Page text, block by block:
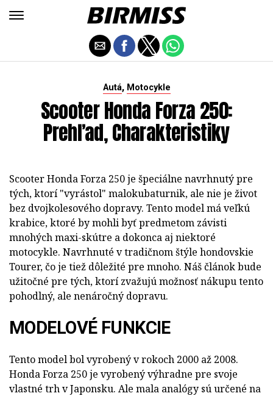
Autá, Motocykle
Scooter Honda Forza 250:
Prehľad, Charakteristiky
Scooter Honda Forza 250 je špeciálne navrhnutý pre
tých, ktorí "vyrástol" malokubaturnik, ale nie je život
bez dvojkolesového dopravy. Tento model má veľkú
krabice, ktoré by mohli byť predmetom závisti
mnohých maxi-skútre a dokonca aj niektoré
motocykle. Navrhnuté v tradičnom štýle hondovskie
Tourer, čo je tiež dôležité pre mnoho. Náš článok bude
užitočné pre tých, ktorí zvažujú možnosť nákupu tento
pohodlný, ale nenáročný dopravu.
MODELOVÉ FUNKCIE
Tento model bol vyrobený v rokoch 2000 až 2008.
Honda Forza 250 je vyrobený výhradne pre svoje
vlastné trh v Japonsku. Ale mala analógy sú určené na